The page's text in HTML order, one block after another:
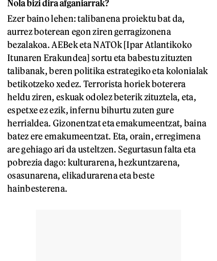
Nola bizi dira afganiarrak?
Ezer baino lehen: talibanena proiektu bat da,
aurrez boterean egon ziren gerragizonena
bezalakoa. AEBek eta NATOk [Ipar Atlantikoko
Itunaren Erakundea] sortu eta babestu zituzten
talibanak, beren politika estrategiko eta kolonialak
betikotzeko xedez. Terrorista horiek boterera
heldu ziren, eskuak odolez beterik zituztela, eta,
espetxe ez ezik, infernu bihurtu zuten gure
herrialdea. Gizonentzat eta emakumeentzat, baina
batez ere emakumeentzat. Eta, orain, erregimena
are gehiago ari da usteltzen. Segurtasun falta eta
pobrezia dago: kulturarena, hezkuntzarena,
osasunarena, elikadurarena eta beste
hainbesterena.